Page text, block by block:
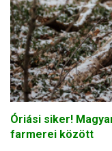
Óriási siker!
farmerei között